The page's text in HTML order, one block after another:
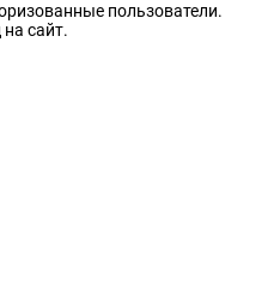
пользователи.
сайт.